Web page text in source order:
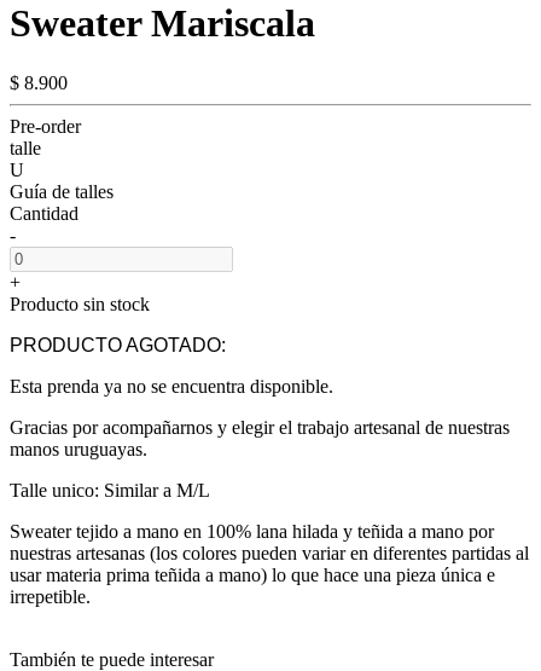
Sweater Mariscala
$ 8.900
Pre-order
talle
U
Guía de talles
Cantidad
-
+
Producto sin stock
PRODUCTO AGOTADO:
Esta prenda ya no se encuentra disponible.
Gracias por acompañarnos y elegir el trabajo artesanal de nuestras
manos uruguayas.
Talle unico: Similar a M/L
Sweater tejido a mano en 100% lana hilada y teñida a mano por
nuestras artesanas (los colores pueden variar en diferentes partidas al
usar materia prima teñida a mano) lo que hace una pieza única e
irrepetible.
También te puede interesar